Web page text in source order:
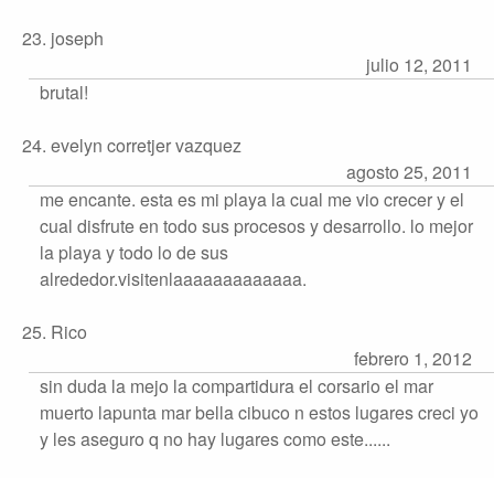
23. joseph
julio 12, 2011
brutal!
24. evelyn corretjer vazquez
agosto 25, 2011
me encante. esta es mi playa la cual me vio crecer y el
cual disfrute en todo sus procesos y desarrollo. lo mejor
la playa y todo lo de sus
alrededor.visitenlaaaaaaaaaaaaa.
25. Rico
febrero 1, 2012
sin duda la mejo la compartidura el corsario el mar
muerto lapunta mar bella cibuco n estos lugares creci yo
y les aseguro q no hay lugares como este......